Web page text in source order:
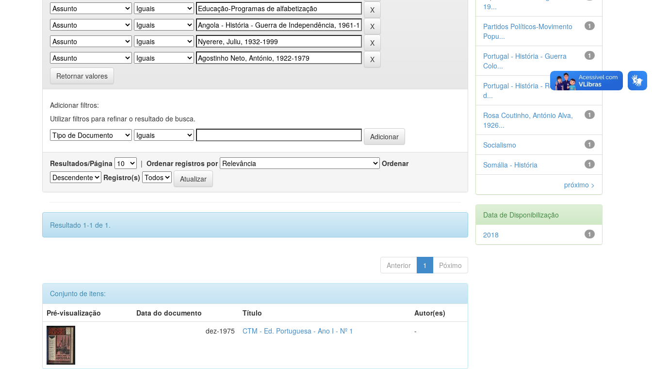
Retornar valores
Adicionar filtros:
Utilizar filtros para refinar o resultado de busca.
Resultados/Página | Ordenar registros por
Ordenar
Registro(s)
Resultado 1-1 de 1.
Anterior 1 Póximo
Conjunto de itens:
Pré-visualização
Data do documento Título
Autor(es)
dez-1975
CTM - Ed. Portuguesa - Ano I - Nº 1 -
19...
1
Partidos Políticos-Movimento
Popu...
1
Portugal - História - Guerra
Colo...
1
Portugal - História - Revolução
d...
1
Rosa Coutinho, António Alva,
1926...
1
Socialismo
1
Somália - História
próximo >
Data de Disponibilização
1
2018